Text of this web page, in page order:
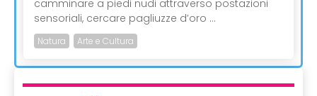
camminare a piedi nudi attraverso postazioni
sensoriali, cercare pagliuzze d’oro ...
Natura Arte e Cultura